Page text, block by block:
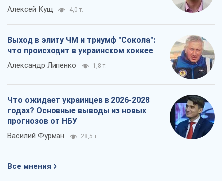
Алексей Кущ 4,0 т.
Выход в элиту ЧМ и триумф "Сокола":
что происходит в украинском хоккее
Александр Липенко 1,8 т.
Что ожидает украинцев в 2026-2028
годах? Основные выводы из новых
прогнозов от НБУ
Василий Фурман 28,5 т.
Все мнения